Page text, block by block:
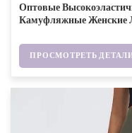
Оптовые
Камуфляжные Женские
ПРОСМОТРЕТЬ ДЕТАЛИ